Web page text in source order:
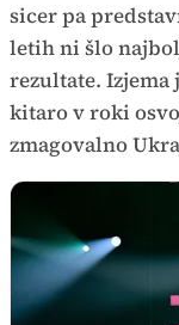
sicer pa
letih ni šlo
rezultate. Izjema
kitaro v roki
zmagovalno